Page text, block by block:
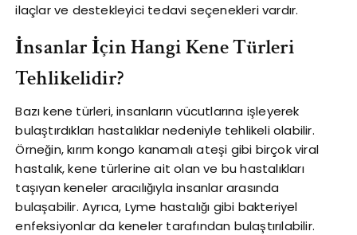
ilaçlar ve destekleyici tedavi seçenekleri vardır.
İnsanlar İçin Hangi Kene Türleri
Tehlikelidir?
Bazı kene türleri, insanların vücutlarına işleyerek
bulaştırdıkları hastalıklar nedeniyle tehlikeli olabilir.
Örneğin, kırım kongo kanamalı ateşi gibi birçok viral
hastalık, kene türlerine ait olan ve bu hastalıkları
taşıyan keneler aracılığıyla insanlar arasında
bulaşabilir. Ayrıca, Lyme hastalığı gibi bakteriyel
enfeksiyonlar da keneler tarafından bulaştırılabilir.